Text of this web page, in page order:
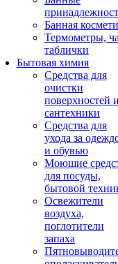
Банная
Термометры,
таблички
Бытовая химия
Средства для
очистки
поверхностей
сантехники
Средства для
ухода за
и обувью
Моющие
для посуды,
бытовой
Освежители
воздуха,
поглотители
запаха